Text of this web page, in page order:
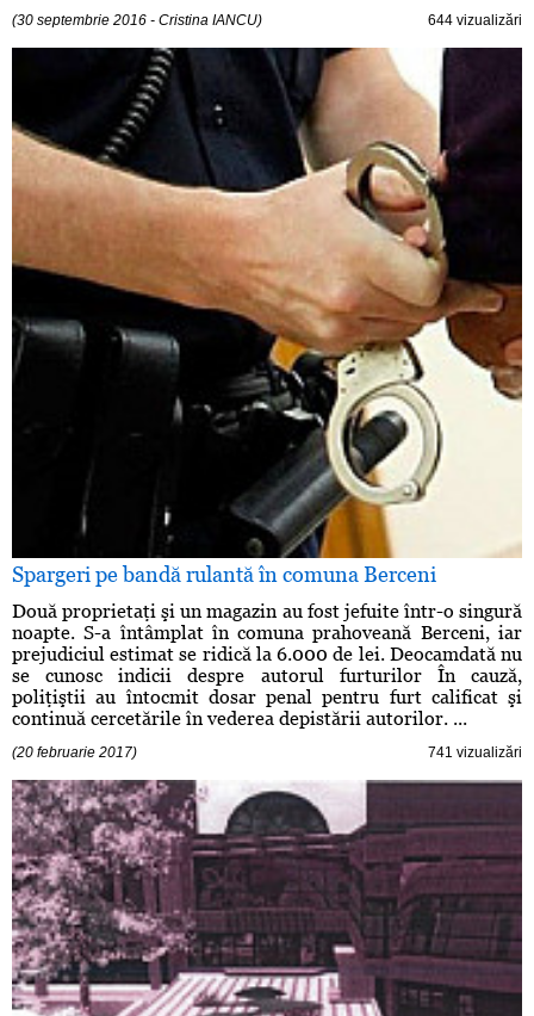
(30 septembrie 2016 - Cristina IANCU) 644 vizualizări
Spargeri pe bandă rulantă în comuna Berceni
Două proprietaţi şi un magazin au fost jefuite într-o singură
noapte. S-a întâmplat în comuna prahoveană Berceni, iar
prejudiciul estimat se ridică la 6.000 de lei. Deocamdată nu
se cunosc indicii despre autorul furturilor În cauză,
poliţiştii au întocmit dosar penal pentru furt calificat şi
continuă cercetările în vederea depistării autorilor. ...
(20 februarie 2017) 741 vizualizări